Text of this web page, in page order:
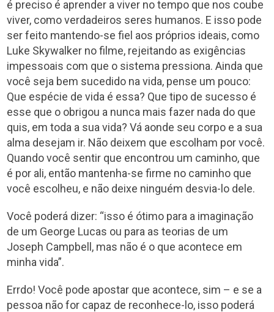
é preciso é aprender a viver no tempo que nos coube
viver, como verdadeiros seres humanos. E isso pode
ser feito mantendo-se fiel aos próprios ideais, como
Luke Skywalker no filme, rejeitando as exigências
impessoais com que o sistema pressiona. Ainda que
você seja bem sucedido na vida, pense um pouco:
Que espécie de vida é essa? Que tipo de sucesso é
esse que o obrigou a nunca mais fazer nada do que
quis, em toda a sua vida? Vá aonde seu corpo e a sua
alma desejam ir. Não deixem que escolham por você.
Quando você sentir que encontrou um caminho, que
é por ali, então mantenha-se firme no caminho que
você escolheu, e não deixe ninguém desvia-lo dele.
Você poderá dizer: “isso é ótimo para a imaginação
de um George Lucas ou para as teorias de um
Joseph Campbell, mas não é o que acontece em
minha vida”.
Errdo! Você pode apostar que acontece, sim – e se a
pessoa não for capaz de reconhece-lo, isso poderá